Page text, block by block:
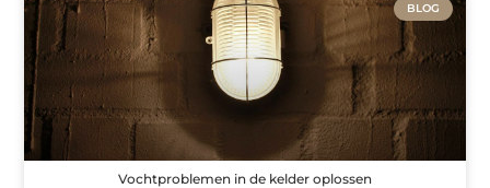
BLOG
Vochtproblemen in de kelder oplossen